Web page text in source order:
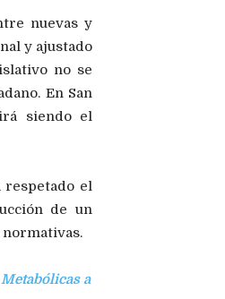
nuevas y
y ajustado
no se
En San
siendo el
respetado el
de un
a